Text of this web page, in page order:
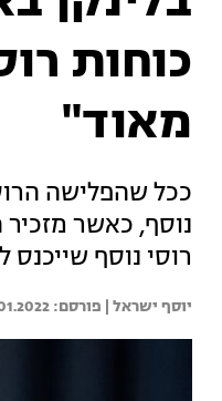
כוחות
מאוד"
ככל שהפלישה
נוסף, כאשר
רוסי נוסף
יוסף ישראל |